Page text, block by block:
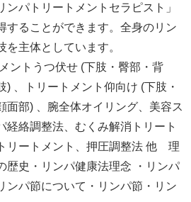
ンパトリートメントセラピスト」
することができます。全身のリン
主体としています。
ントうつ伏せ (下肢・臀部・背
) 、トリートメント仰向け (下肢・
面部) 、腕全体オイリング、美容ス
経絡調整法、むくみ解消トリート
リートメント、押圧調整法 他 理
歴史・リンパ健康法理念 ・リンパ
ンパ節について・リンパ節・リン